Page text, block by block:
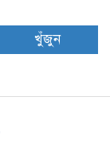
খুঁজুন